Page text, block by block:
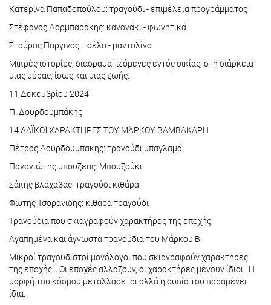
Κατερίνα Παπαδοπούλου: τραγούδι - επιμέλεια προγράμματος
Στέφανος Δορμπαράκης: κανονάκι - φωνητικά
Σταύρος Παργινός: τσέλο - μαντολίνο
Μικρές ιστορίες, διαδραματιζόμενες εντός οικίας, στη διάρκεια
μιας μέρας, ίσως και μιας ζωής.
11 Δεκεμβρίου 2024
Π. Δουρδουμπάκης
14 ΛΑΪΚΟΊ ΧΑΡΑΚΤΗΡΕΣ ΤΟΥ ΜΆΡΚΟΥ ΒΑΜΒΑΚΑΡΗ
Πέτρος Δουρδουμπακης: τραγούδι μπαγλαμά
Παναγιώτης μπουζεας: Μπουζούκι
Σάκης βλάχαβας: τραγούδι κιθάρα
Φωτης Τσορανιδης: κιθάρα τραγούδι
Τραγούδια που σκιαγραφούν χαρακτήρες της εποχής
Αγαπημένα και άγνωστα τραγούδια του Μάρκου Β.
Μικροί τραγουδιστοί μονόλογοι που σκιαγραφούν χαρακτήρες
της εποχής... Οι εποχές αλλάζουν, οι χαρακτήρες μένουν ίδιοι.. Η
μορφή του κόσμου μεταλλάσεται αλλά η ουσία του παραμένει
ίδια.